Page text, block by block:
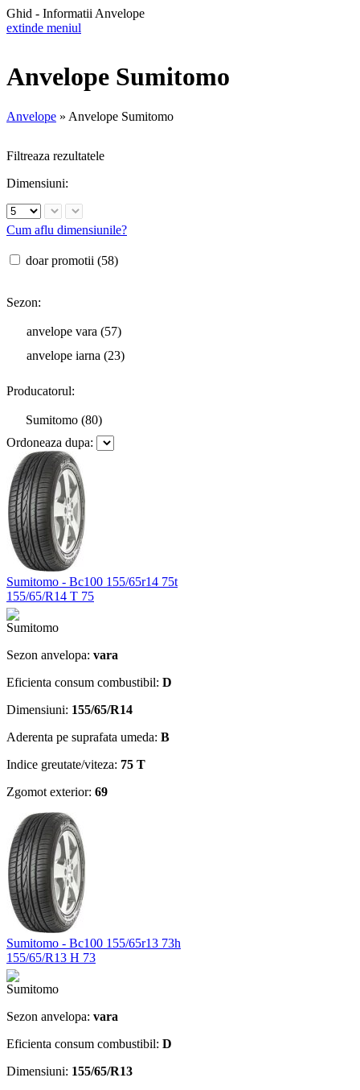
Ghid - Informatii Anvelope
extinde meniul
Anvelope Sumitomo
Anvelope » Anvelope Sumitomo
Filtreaza rezultatele
Dimensiuni:
Cum aflu dimensiunile?
doar promotii (58)
Sezon:
anvelope vara (57)
anvelope iarna (23)
Producatorul:
Sumitomo (80)
Ordoneaza dupa:
Sumitomo - Bc100 155/65r14 75t
155/65/R14 T 75
Sezon anvelopa: vara
Eficienta consum combustibil: D
Dimensiuni: 155/65/R14
Aderenta pe suprafata umeda: B
Indice greutate/viteza: 75 T
Zgomot exterior: 69
Sumitomo - Bc100 155/65r13 73h
155/65/R13 H 73
Sezon anvelopa: vara
Eficienta consum combustibil: D
Dimensiuni: 155/65/R13